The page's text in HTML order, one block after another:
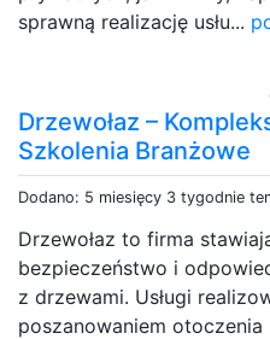
sprawną realizację usłu...
Drzewołaz –
Szkolenia Branżowe
Dodano: 5 miesięcy 3 tygodnie
Drzewołaz to firma
bezpieczeństwo i
z drzewami. Usługi
poszanowaniem